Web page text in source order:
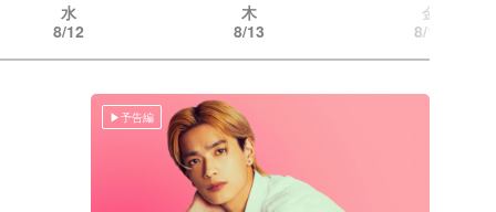
水
8/12
木
8/13
金
8/14
予告編